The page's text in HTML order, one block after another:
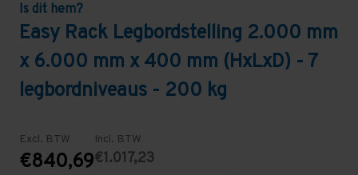
Is dit hem?
Easy Rack Legbordstelling 2.000 mm
x 6.000 mm x 400 mm (HxLxD) - 7
legbordniveaus - 200 kg
Excl. BTW
€840,69
Incl. BTW
€1.017,23